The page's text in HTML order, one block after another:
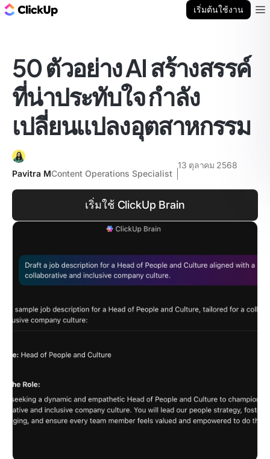
เริ่มต้นใช้งาน
50 ตัวอย่าง AI สร้างสรรค์
ที่น่าประทับใจ กำลัง
เปลี่ยนแปลงอุตสาหกรรม
Pavitra MContent Operations Specialist
13 ตุลาคม 2568
เริ่มใช้ ClickUp Brain